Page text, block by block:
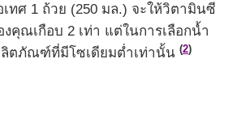
ทศ 1 ถ้วย (250 มล.) จะให้วิตามินซี
คุณเกือบ 2 เท่า แต่ในการเลือกน้ำ
ลิตภัณฑ์ที่มีโซเดียมต่ำเท่านั้น (2)